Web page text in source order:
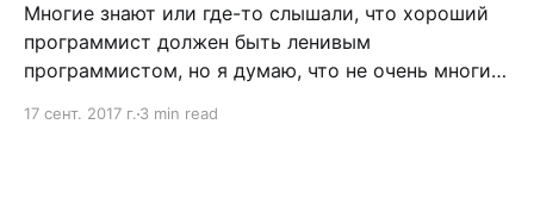
Многие знают или где-то слышали, что хороший
программист должен быть ленивым
программистом, но я думаю, что не очень многие
17 сент. 2017 г. 3 min read